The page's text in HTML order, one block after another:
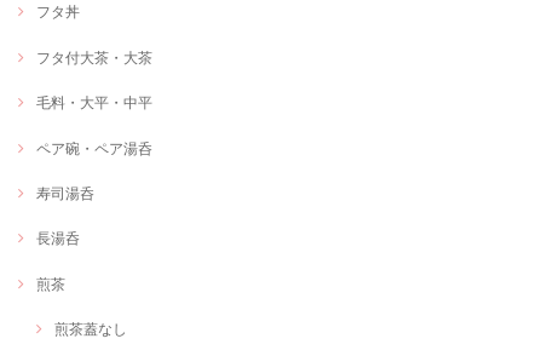
フタ丼
フタ付大茶・大茶
毛料・大平・中平
ペア碗・ペア湯呑
寿司湯呑
長湯呑
煎茶
煎茶蓋なし